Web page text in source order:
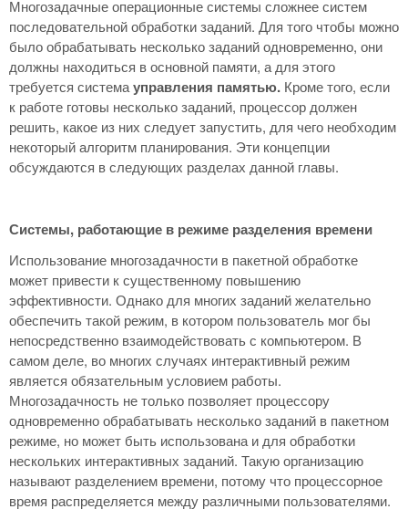
Многозадачные операционные системы сложнее систем
последовательной обработки заданий. Для того чтобы можно
было обрабатывать несколько заданий одновременно, они
должны находиться в основной памяти, а для этого
требуется системауправления памятью. Кроме того, если
к работе готовы несколько заданий, процессор должен
решить, какое из них следует запустить, для чего необходим
некоторый алгоритм планирования. Эти концепции
обсуждаются в следующих разделах данной главы.
Системы, работающие в режиме разделения времени
Использование многозадачности в пакетной обработке
может привести к существенному повышению
эффективности. Однако для многих заданий желательно
обеспечить такой режим, в котором пользователь мог бы
непосредственно взаимодействовать с компьютером. В
самом деле, во многих случаях интерактивный режим
является обязательным условием работы.
Многозадачность не только позволяет процессору
одновременно обрабатывать несколько заданий в пакетном
режиме, но может быть использована и для обработки
нескольких интерактивных заданий. Такую организацию
называют разделением времени, потому что процессорное
время распределяется между различными пользователями.